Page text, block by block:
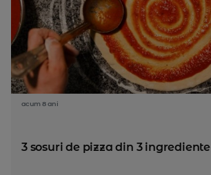
acum 8 ani
3 sosuri de pizza din 3 ingrediente